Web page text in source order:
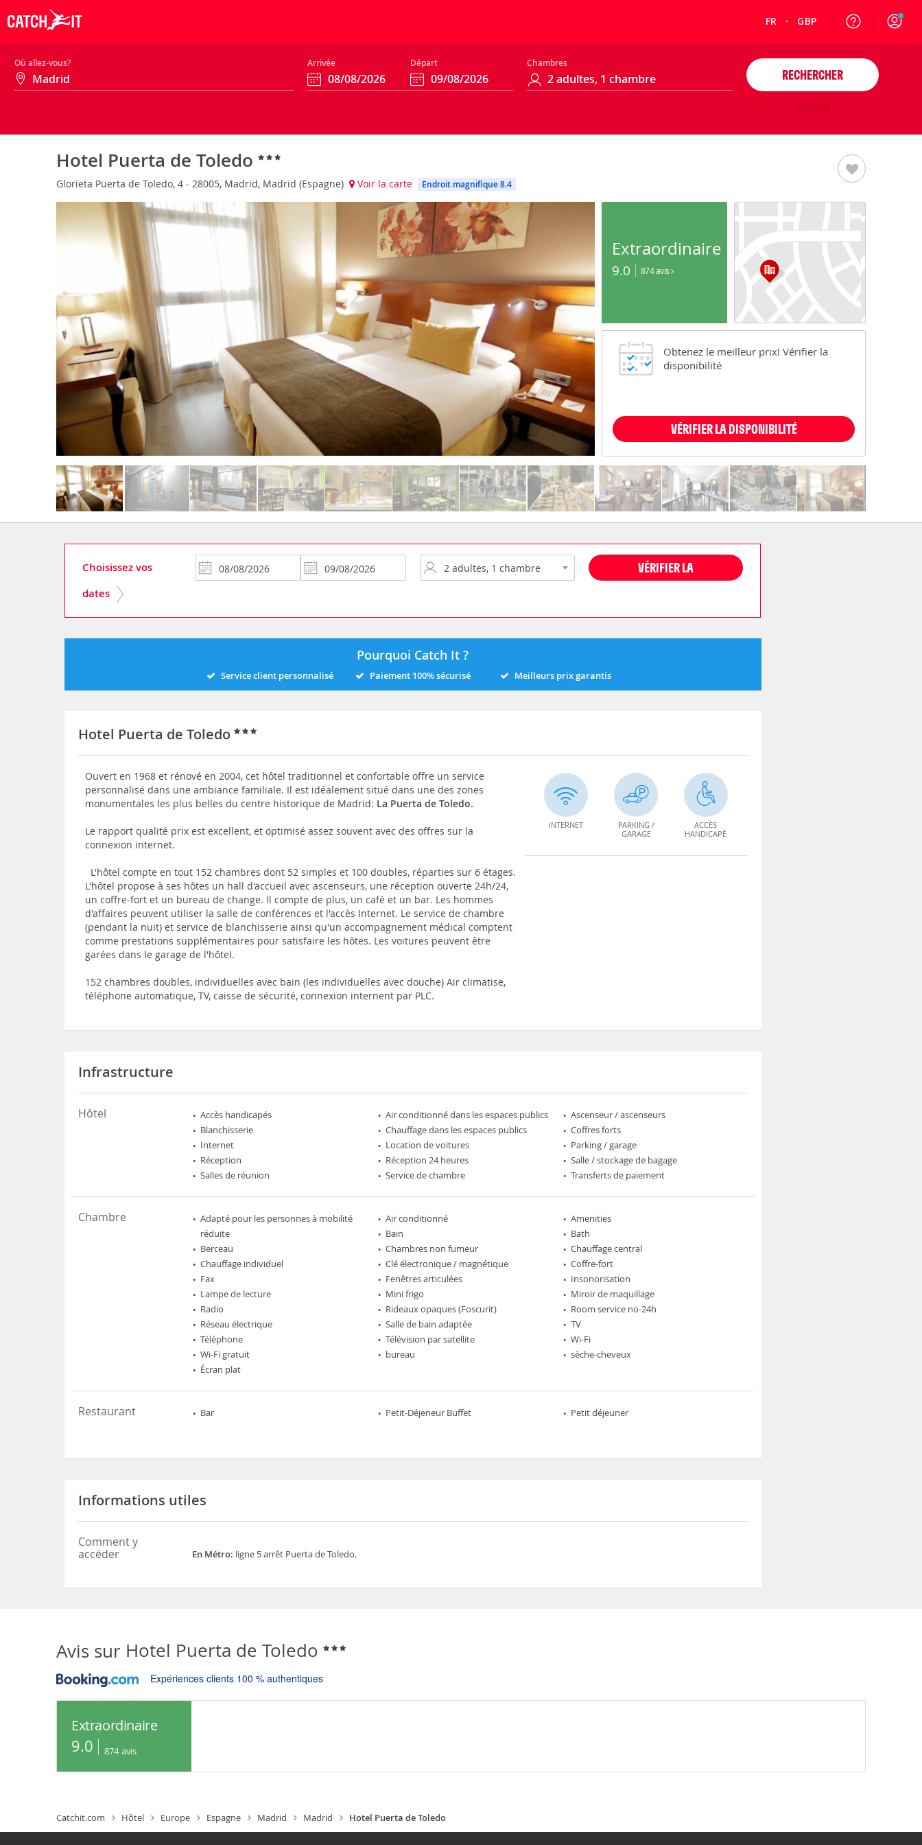
FR GBP
Où allez-vous? Arrivée Départ Chambres
RECHERCHER
Hotel Puerta de Toledo
Glorieta Puerta de Toledo, 4 - 28005, Madrid, Madrid (Espagne) Voir la carte Endroit magnifique 8.4
Extraordinaire
9.0 874 avis
Obtenez le meilleur prix! Vérifier la
disponibilité
VÉRIFIER LA DISPONIBILITÉ
Choisissez vos
dates
VÉRIFIER LA
Pourquoi Catch It ?
Service client personnalisé Paiement 100% sécurisé Meilleurs prix garantis
Hotel Puerta de Toledo
Ouvert en 1968 et rénové en 2004, cet hôtel traditionnel et confortable offre un service
personnalisé dans une ambiance familiale. Il est idéalement situé dans une des zones
monumentales les plus belles du centre historique de Madrid: La Puerta de Toledo.
Le rapport qualité prix est excellent, et optimisé assez souvent avec des offres sur la
connexion internet.
L'hôtel compte en tout 152 chambres dont 52 simples et 100 doubles, réparties sur 6 étages.
L'hôtel propose à ses hôtes un hall d'accueil avec ascenseurs, une réception ouverte 24h/24,
un coffre-fort et un bureau de change. Il compte de plus, un café et un bar. Les hommes
d'affaires peuvent utiliser la salle de conférences et l'accès Internet. Le service de chambre
(pendant la nuit) et service de blanchisserie ainsi qu'un accompagnement médical comptent
comme prestations supplémentaires pour satisfaire les hôtes. Les voitures peuvent être
garées dans le garage de l'hôtel.
152 chambres doubles, individuelles avec bain (les individuelles avec douche) Air climatise,
téléphone automatique, TV, caisse de sécurité, connexion internent par PLC.
INTERNET
PARKING /
GARAGE
ACCÈS
HANDICAPÉ
Infrastructure
Hôtel Accès handicapés Air conditionné dans les espaces publics
Ascenseur / ascenseurs
Blanchisserie
Chauffage dans les espaces publics
Coffres forts
Internet
Location de voitures
Parking / garage
Réception
Réception 24 heures
Salle / stockage de bagage
Salles de réunion
Service de chambre Transferts de paiement
Chambre
Adapté pour les personnes à mobilité
réduite
Air conditionné
Amenities
Bain
Bath
Berceau
Chambres non fumeur
Chauffage central
Chauffage individuel
Clé électronique / magnétique
Coffre-fort
Fax
Fenêtres articulées
Insonorisation
Lampe de lecture
Mini frigo
Miroir de maquillage
Radio
Rideaux opaques (Foscurit)
Room service no-24h
Réseau électrique
Salle de bain adaptée
TV
Téléphone
Télévision par satellite
Wi-Fi
Wi-Fi gratuit
bureau
sèche-cheveux
Écran plat
Restaurant Bar Petit-Déjeneur Buffet Petit déjeuner
Informations utiles
Comment y
accéder
En Métro: ligne 5 arrêt Puerta de Toledo.
Avis sur Hotel Puerta de Toledo
Expériences clients 100 % authentiques
Extraordinaire
9.0 874 avis
Catchit.com Hôtel Europe Espagne Madrid Madrid Hotel Puerta de Toledo